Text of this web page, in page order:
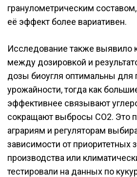
гранулометрическим
её эффект более вариативен.
Исследование также выявило
между дозировкой и
дозы биоугля оптимальны
урожайности, тогда как
эффективнее связывают
сокращают выбросы CO2. Это
аграриям и регуляторам
зависимости от приоритетных
производства или
тестировали на данных по